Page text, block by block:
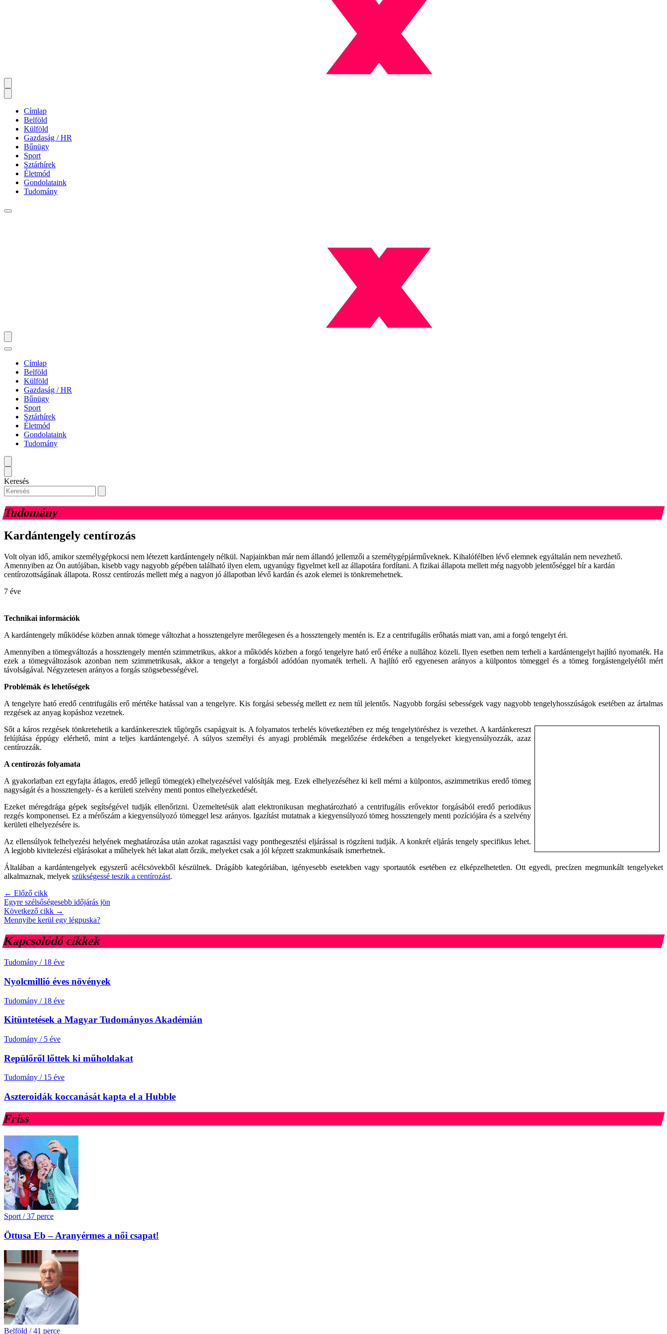
Címlap
Belföld
Külföld
Gazdaság / HR
Bűnügy
Sport
Sztárhírek
Életmód
Gondolataink
Tudomány
Címlap
Belföld
Külföld
Gazdaság / HR
Bűnügy
Sport
Sztárhírek
Életmód
Gondolataink
Tudomány
Keresés
Tudomány
Kardántengely centírozás
Volt olyan idő, amikor személygépkocsi nem létezett kardántengely nélkül. Napjainkban már nem állandó jellemzői a személygépjárműveknek. Kihalófélben lévő elemnek egyáltalán nem nevezhető.
Amennyiben az Ön autójában, kisebb vagy nagyobb gépében található ilyen elem, ugyanúgy figyelmet kell az állapotára fordítani. A fizikai állapota mellett még nagyobb jelentőséggel bír a kardán
centírozottságának állapota. Rossz centírozás mellett még a nagyon jó állapotban lévő kardán és azok elemei is tönkremehetnek.
7 éve
Technikai információk
A kardántengely működése közben annak tömege változhat a hossztengelyre merőlegesen és a hossztengely mentén is. Ez a centrifugális erőhatás miatt van, ami a forgó tengelyt éri.
Amennyiben a tömegváltozás a hossztengely mentén szimmetrikus, akkor a működés közben a forgó tengelyre ható erő értéke a nullához közeli. Ilyen esetben nem terheli a kardántengelyt hajlító nyomaték. Ha
ezek a tömegváltozások azonban nem szimmetrikusak, akkor a tengelyt a forgásból adódóan nyomaték terheli. A hajlító erő egyenesen arányos a külpontos tömeggel és a tömeg forgástengelyétől mért
távolságával. Négyzetesen arányos a forgás szögsebességével.
Problémák és lehetőségek
A tengelyre ható eredő centrifugális erő mértéke hatással van a tengelyre. Kis forgási sebesség mellett ez nem túl jelentős. Nagyobb forgási sebességek vagy nagyobb tengelyhosszúságok esetében az ártalmas
rezgések az anyag kopáshoz vezetnek.
Sőt a káros rezgések tönkretehetik a kardánkeresztek tűgörgős csapágyait is. A folyamatos terhelés következtében ez még tengelytöréshez is vezethet. A kardánkereszt
felújítása éppúgy elérhető, mint a teljes kardántengelyé. A súlyos személyi és anyagi problémák megelőzése érdekében a tengelyeket kiegyensúlyozzák, azaz
centírozzák.
A centírozás folyamata
A gyakorlatban ezt egyfajta átlagos, eredő jellegű tömeg(ek) elhelyezésével valósítják meg. Ezek elhelyezéséhez ki kell mérni a külpontos, aszimmetrikus eredő tömeg
nagyságát és a hossztengely- és a kerületi szelvény menti pontos elhelyezkedését.
Ezeket méregdrága gépek segítségével tudják ellenőrizni. Üzemeltetésük alatt elektronikusan meghatározható a centrifugális erővektor forgásából eredő periodikus
rezgés komponensei. Ez a mérőszám a kiegyensúlyozó tömeggel lesz arányos. Igazítást mutatnak a kiegyensúlyozó tömeg hossztengely menti pozíciójára és a szelvény
kerületi elhelyezésére is.
Az ellensúlyok felhelyezési helyének meghatározása után azokat ragasztási vagy ponthegesztési eljárással is rögzíteni tudják. A konkrét eljárás tengely specifikus lehet.
A legjobb kivitelezési eljárásokat a műhelyek hét lakat alatt őrzik, melyeket csak a jól képzett szakmunkásaik ismerhetnek.
Általában a kardántengelyek egyszerű acélcsövekből készülnek. Drágább kategóriában, igényesebb esetekben vagy sportautók esetében ez elképzelhetetlen. Ott egyedi, precízen megmunkált tengelyeket
alkalmaznak, melyek szükségessé teszik a centírozást.
← Előző cikk
Egyre szélsőségesebb időjárás jön
Következő cikk →
Mennyibe kerül egy légpuska?
Kapcsolódó cikkek
Tudomány / 18 éve
Nyolcmillió éves növények
Tudomány / 18 éve
Kitüntetések a Magyar Tudományos Akadémián
Tudomány / 5 éve
Repülőről lőttek ki műholdakat
Tudomány / 15 éve
Aszteroidák koccanását kapta el a Hubble
Friss
Sport / 37 perce
Öttusa Eb – Aranyérmes a női csapat!
Belföld / 41 perce